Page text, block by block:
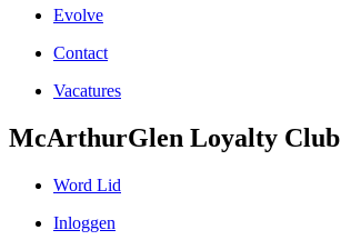
Evolve
Contact
Vacatures
McArthurGlen Loyalty Club
Word Lid
Inloggen